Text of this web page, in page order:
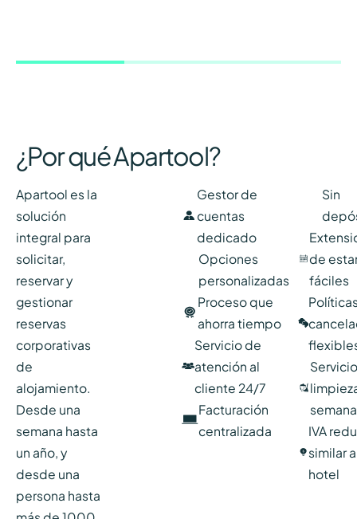
¿Por qué Apartool?
Apartool es la
solución
integral para
solicitar,
reservar y
gestionar
reservas
corporativas
de
alojamiento.
Desde una
semana hasta
un año, y
desde una
persona hasta
Gestor de
cuentas
dedicado
Opciones
personalizadas
Proceso que
ahorra tiempo
Servicio de
atención al
cliente 24/7
Facturación
centralizada
Sin
de
fáciles
IVA
similar
hotel